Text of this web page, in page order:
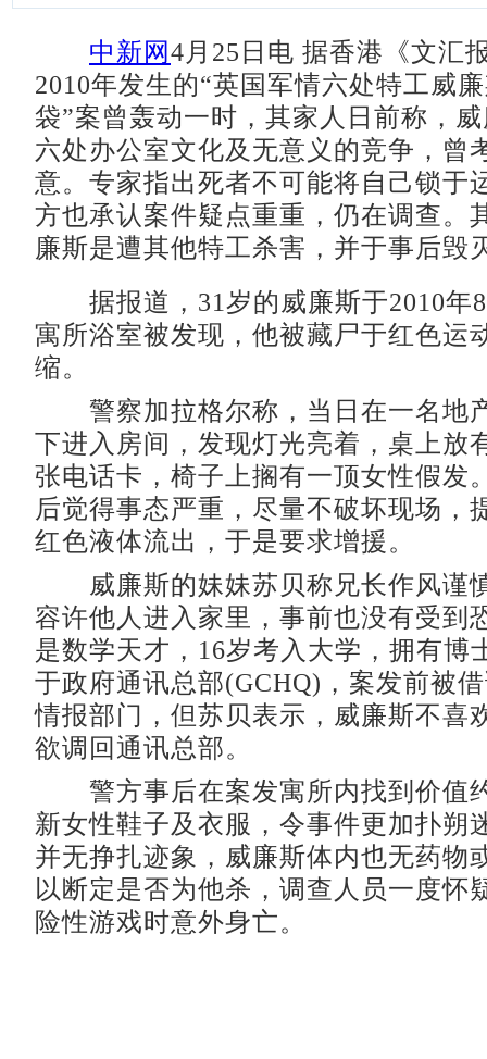
中新网 4月25日电 据香港《文汇
2010年发生的“英国军情六处特工威
袋”案曾轰动一时，其家人日前称，
六处办公室文化及无意义的竞争，曾
意。专家指出死者不可能将自己锁于
方也承认案件疑点重重，仍在调查。
廉斯是遭其他特工杀害，并于事后毁
据报道，31岁的威廉斯于2010年8
寓所浴室被发现，他被藏尸于红色运
缩。
警察加拉格尔称，当日在一名地
下进入房间，发现灯光亮着，桌上放
张电话卡，椅子上搁有一顶女性假发
后觉得事态严重，尽量不破坏现场，
红色液体流出，于是要求增援。
威廉斯的妹妹苏贝称兄长作风谨
容许他人进入家里，事前也没有受到
是数学天才，16岁考入大学，拥有博
于政府通讯总部(GCHQ)，案发前被
情报部门，但苏贝表示，威廉斯不喜
欲调回通讯总部。
警方事后在案发寓所内找到价值
新女性鞋子及衣服，令事件更加扑朔
并无挣扎迹象，威廉斯体内也无药物
以断定是否为他杀，调查人员一度怀
险性游戏时意外身亡。